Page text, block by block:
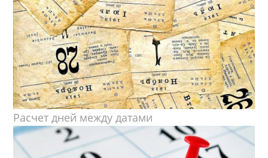
Расчет дней между датами